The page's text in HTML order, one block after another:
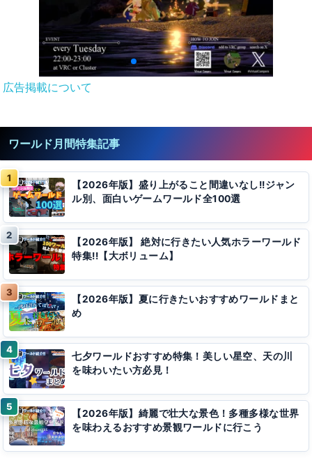
広告掲載について
ワールド月間特集記事
【2026年版】盛り上がること間違いなし!!ジャン
ル別、面白いゲームワールド全100選
【2026年版】 絶対に行きたい人気ホラーワールド
特集!!【大ボリューム】
【2026年版】夏に行きたいおすすめワールドまと
め
七夕ワールドおすすめ特集！美しい星空、天の川
を味わいたい方必見！
【2026年版】綺麗で壮大な景色！多種多様な世界
を味わえるおすすめ景観ワールドに行こう